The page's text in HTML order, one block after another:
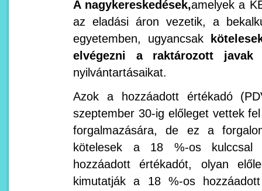
A nagykereskedések,amelyek a
az eladási áron vezetik, a
egyetemben, ugyancsak
elvégezni a raktározott
nyilvántartásaikat.
Azok a hozzáadott értékadó
szeptember 30-ig előleget vettek
forgalmazására, de ez a
kötelesek a 18 %-os kulccsal
hozzáadott értékadót, olyan
kimutatják a 18 %-os